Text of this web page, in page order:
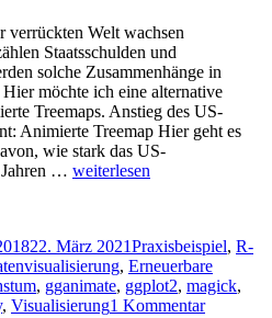
verrückten Welt wachsen
Staatsschulden und
solche Zusammenhänge in
möchte ich eine alternative
Treemaps. Anstieg des US-
Animierte Treemap Hier geht es
wie stark das US-
Jahren … „Animierte
US-
Haushaltsdefizit
und
zum
weiterlesen
22. März 2021Praxisbeispiel, R-
, Erneuerbare
, gganimate, ggplot2, magick,
, Visualisierung1 Kommentarzu